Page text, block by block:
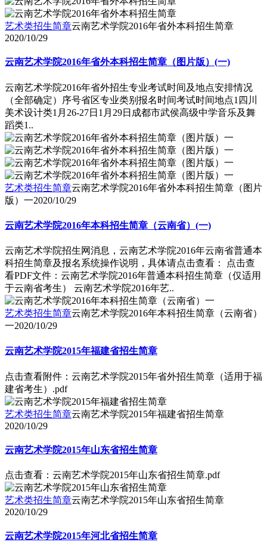
艺术类招生简章云南艺术学院2016年省外本科招生简章
2020/10/29
云南艺术学院2016年省外本科招生简章（图片版）(一)
云南艺术学院2016年省外招生专业考试时间及地点安排情况
（全部确定）序号省区专业类别报名时间考试时间地点1四川
美术设计类1月26-27日1月29日成都市武侯高级中学音乐及舞
蹈类1..
艺术类招生简章云南艺术学院2016年省外本科招生简章（图片
版）一2020/10/29
云南艺术学院2016年本科招生简章（云南省）(一)
云南艺术学院招生网消息，云南艺术学院2016年云南省普通本
科招生简章及报名系统操作说明，具体请点击查看： 点击查
看PDF文件：云南艺术学院2016年普通本科招生简章（仅适用
于云南省考生） 云南艺术学院2016年艺..
艺术类招生简章云南艺术学院2016年本科招生简章（云南省）
一2020/10/29
云南艺术学院2015年福建省招生简章
点击查看附件：云南艺术学院2015年省外招生简章（适用于福
建省考生）.pdf
艺术类招生简章云南艺术学院2015年福建省招生简章
2020/10/29
云南艺术学院2015年山东省招生简章
点击查看：云南艺术学院2015年山东省招生简章.pdf
艺术类招生简章云南艺术学院2015年山东省招生简章
2020/10/29
云南艺术学院2015年河北省招生简章